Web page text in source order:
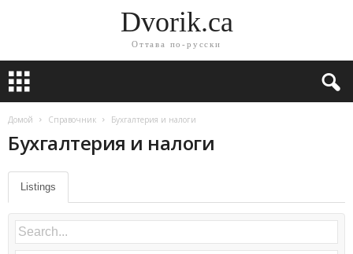
Dvorik.ca
Оттава по-русски
Домой Справочник Бухгалтерия и налоги
Бухгалтерия и налоги
Listings